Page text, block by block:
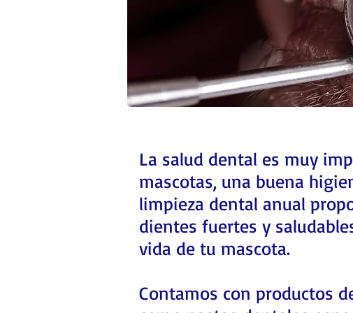
La salud dental es muy
mascotas, una buena
limpieza dental anual
dientes fuertes y
vida de tu mascota.
Contamos con productos